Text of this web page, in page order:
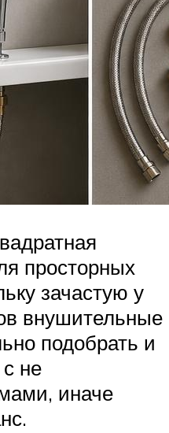
просторных
зачастую у
внушительные
подобрать и
не
иначе